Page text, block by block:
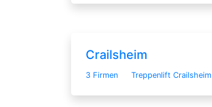
Crailsheim
3 Firmen Treppenlift Crailsheim